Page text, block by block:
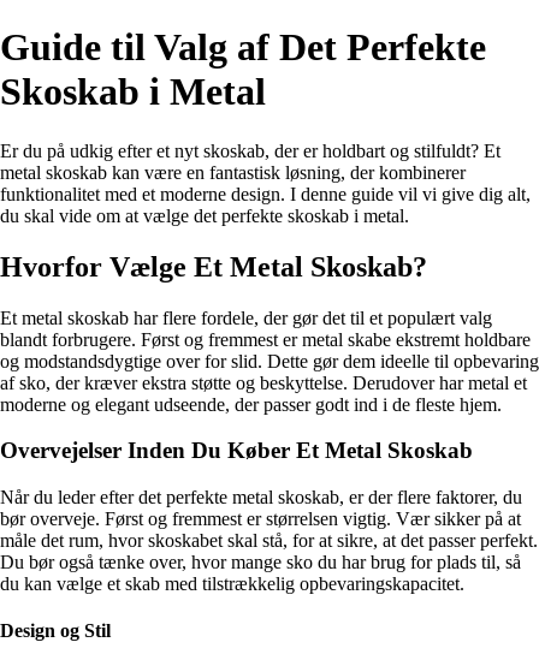
Guide til Valg af Det Perfekte
Skoskab i Metal
Er du på udkig efter et nyt skoskab, der er holdbart og stilfuldt? Et
metal skoskab kan være en fantastisk løsning, der kombinerer
funktionalitet med et moderne design. I denne guide vil vi give dig alt,
du skal vide om at vælge det perfekte skoskab i metal.
Hvorfor Vælge Et Metal Skoskab?
Et metal skoskab har flere fordele, der gør det til et populært valg
blandt forbrugere. Først og fremmest er metal skabe ekstremt holdbare
og modstandsdygtige over for slid. Dette gør dem ideelle til opbevaring
af sko, der kræver ekstra støtte og beskyttelse. Derudover har metal et
moderne og elegant udseende, der passer godt ind i de fleste hjem.
Overvejelser Inden Du Køber Et Metal Skoskab
Når du leder efter det perfekte metal skoskab, er der flere faktorer, du
bør overveje. Først og fremmest er størrelsen vigtig. Vær sikker på at
måle det rum, hvor skoskabet skal stå, for at sikre, at det passer perfekt.
Du bør også tænke over, hvor mange sko du har brug for plads til, så
du kan vælge et skab med tilstrækkelig opbevaringskapacitet.
Design og Stil